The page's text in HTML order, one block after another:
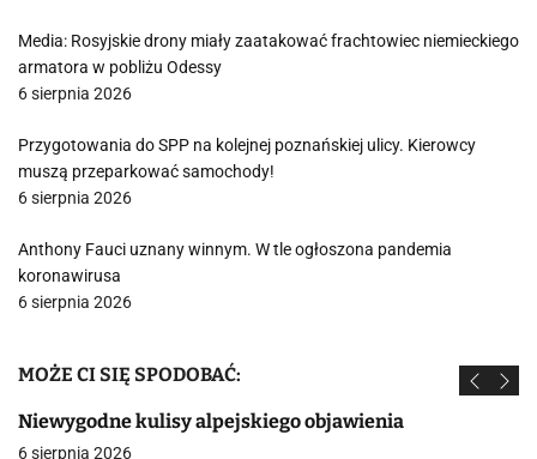
Media: Rosyjskie drony miały zaatakować frachtowiec niemieckiego
armatora w pobliżu Odessy
6 sierpnia 2026
Przygotowania do SPP na kolejnej poznańskiej ulicy. Kierowcy
muszą przeparkować samochody!
6 sierpnia 2026
Anthony Fauci uznany winnym. W tle ogłoszona pandemia
koronawirusa
6 sierpnia 2026
MOŻE CI SIĘ SPODOBAĆ:
Niewygodne kulisy alpejskiego objawienia
6 sierpnia 2026